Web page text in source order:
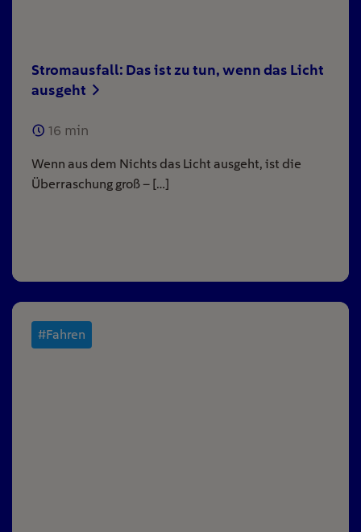
Stromausfall: Das ist zu tun, wenn das Licht
ausgeht
16 min
Wenn aus dem Nichts das Licht ausgeht, ist die
Überraschung groß – […]
#Fahren